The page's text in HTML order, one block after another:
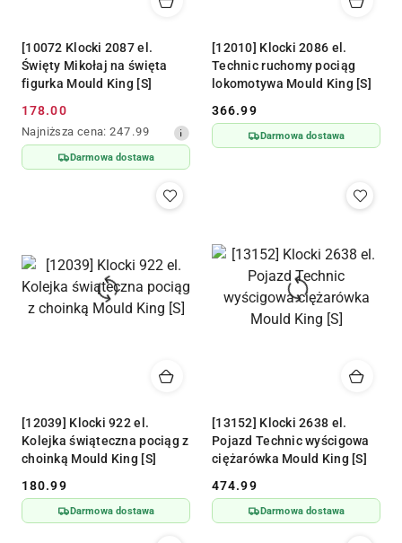
[10072 Klocki 2087 el.
Święty Mikołaj na święta
figurka Mould King [S]
Cena
promocyjna:
178.00
Najniższa
cena
z
Najniższa cena: 247.99
Darmowa dostawa
[12010] Klocki 2086 el.
Technic ruchomy pociąg
lokomotywa Mould King [S]
Cena:
366.99
Darmowa dostawa
[12039] Klocki 922 el.
Kolejka świąteczna pociąg z
choinką Mould King [S]
Cena:
180.99
Darmowa dostawa
[13152] Klocki 2638 el.
Pojazd Technic wyścigowa
ciężarówka Mould King [S]
Cena:
474.99
Darmowa dostawa